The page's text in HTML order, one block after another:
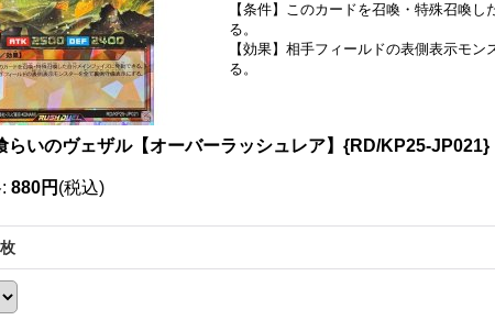
【条件】このカードを召喚・特殊召喚
る。
【効果】相手フィールドの表側表示モ
る。
らいのヴェザル【オーバーラッシュレア】{RD/KP25-JP021}
: 880円 (税込)